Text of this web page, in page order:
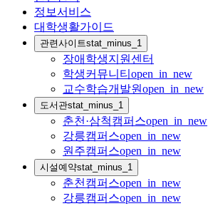
정보서비스
대학생활가이드
관련사이트stat_minus_1
장애학생지원센터
학생커뮤니티 open_in_new
교수학습개발원open_in_new
도서관stat_minus_1
춘천·삼척캠퍼스open_in_new
강릉캠퍼스open_in_new
원주캠퍼스open_in_new
시설예약stat_minus_1
춘천캠퍼스open_in_new
강릉캠퍼스open_in_new